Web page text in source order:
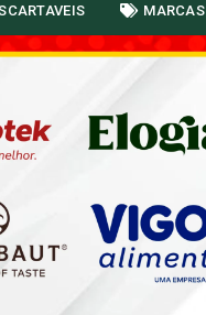
MARCAS